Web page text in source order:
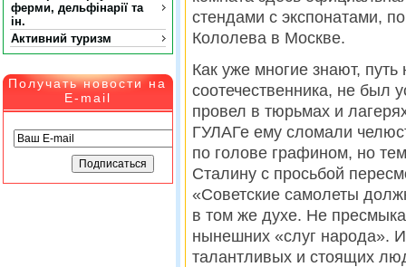
ферми, дельфінарії та
ін.
Активний туризм
Получать новости на
E-mail
стендами с экспонатами,
Кололева в Москве.
Как уже многие знают,
соотечественника, не был
провел в тюрьмах и
ГУЛАГе ему сломали
по голове графином, но
Сталину с просьбой
«Советские самолеты
в том же духе. Не
нынешних «слуг народа».
талантливых и стоящих